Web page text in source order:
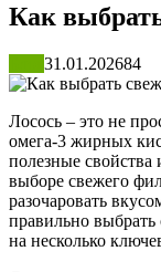
Как
31.01.202684
Лосось – это не
омега-3 жирных
полезные
выборе свежего
разочаровать
правильно
на несколько